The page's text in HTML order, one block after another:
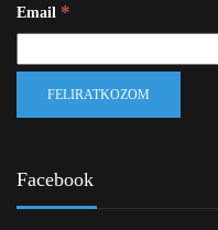
Email *
Facebook